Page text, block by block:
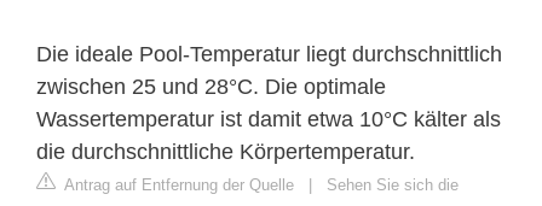
Die ideale Pool-Temperatur liegt durchschnittlich
zwischen 25 und 28°C. Die optimale
Wassertemperatur ist damit etwa 10°C kälter als
die durchschnittliche Körpertemperatur.
Antrag auf Entfernung der Quelle
Sehen Sie sich die